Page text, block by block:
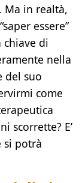
Ma in realtà,
essere”
di
nella
del suo
come
scorrette? E’
si potrà